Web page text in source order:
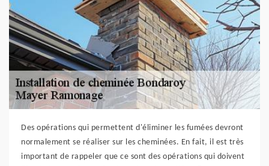
Des opérations qui permettent d'éliminer les fumées devront
normalement se réaliser sur les cheminées. En fait, il est très
important de rappeler que ce sont des opérations qui doivent